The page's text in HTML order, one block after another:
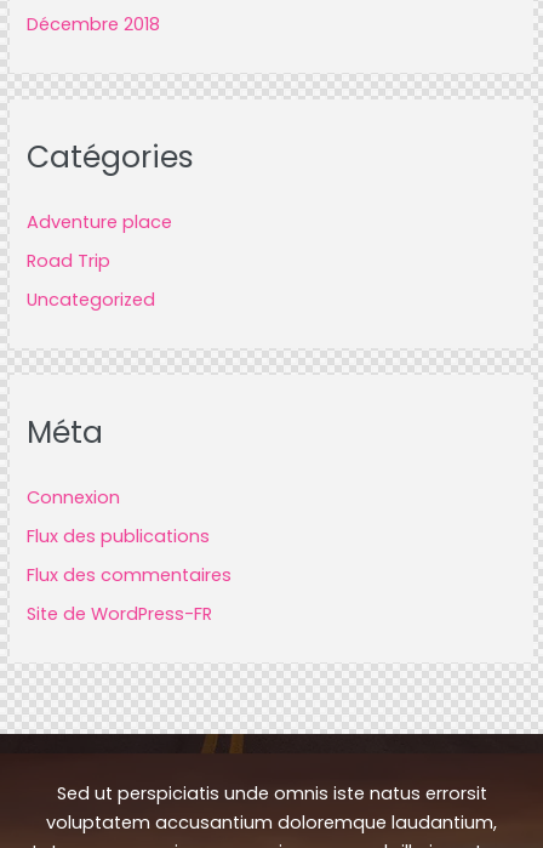
Décembre2018
Catégories
Adventure place
Road Trip
Uncategorized
Méta
Connexion
Flux des publications
Flux des commentaires
Site de WordPress-FR
Sed ut perspiciatis unde omnis iste natus errorsit
voluptatem accusantium doloremque laudantium,